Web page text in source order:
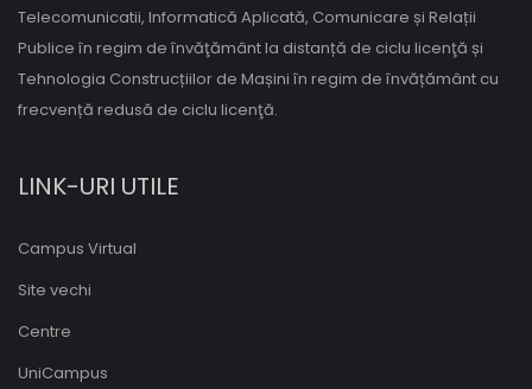
Telecomunicatii, Informatică Aplicată, Comunicare și Relații
Publice în regim de învăţământ la distanță de ciclu licenţă și
Tehnologia Construcțiilor de Mașini în regim de învățământ cu
frecvență redusă de ciclu licenţă.
LINK-URI UTILE
Campus Virtual
Site vechi
Centre
UniCampus